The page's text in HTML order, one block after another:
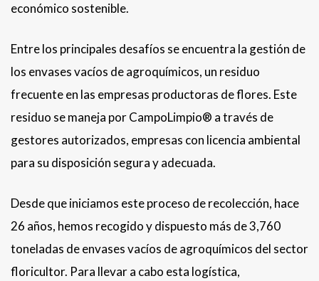
económico sostenible.
Entre los principales desafíos se encuentra la gestión de
los envases vacíos de agroquímicos, un residuo
frecuente en las empresas productoras de flores. Este
residuo se maneja por CampoLimpio® a través de
gestores autorizados, empresas con licencia ambiental
para su disposición segura y adecuada.
Desde que iniciamos este proceso de recolección, hace
26 años, hemos recogido y dispuesto más de 3,760
toneladas de envases vacíos de agroquímicos del sector
floricultor. Para llevar a cabo esta logística,